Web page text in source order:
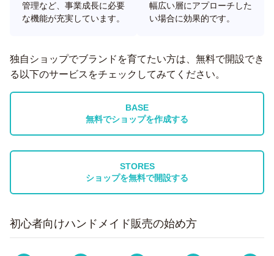
管理など、事業成長に必要
な機能が充実しています。
幅広い層にアプローチした
い場合に効果的です。
独自ショップでブランドを育てたい方は、無料で開設でき
る以下のサービスをチェックしてみてください。
BASE
無料でショップを作成する
STORES
ショップを無料で開設する
初心者向けハンドメイド販売の始め方